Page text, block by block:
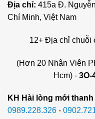
Địa chỉ: 415a Đ.
Chí Minh, Việt Nam
12+ Địa chỉ chuỗi
(Hơn 20 Nhân Viên
Hcm) - 3O-
KH Hài lòng mới
0989.228.326 -